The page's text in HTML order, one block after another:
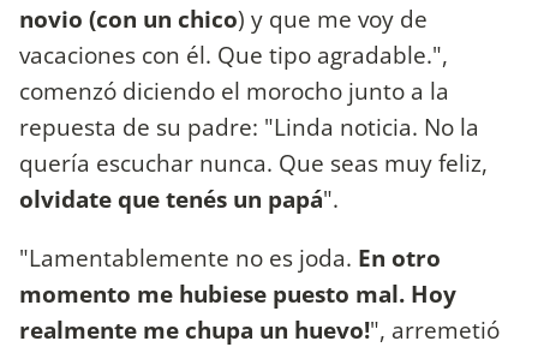
novio (con un chico) y que me voy de
vacaciones con él. Que tipo agradable.",
comenzó diciendo el morocho junto a la
repuesta de su padre: "Linda noticia. No la
quería escuchar nunca. Que seas muy feliz,
olvidate que tenés un papá".
"Lamentablemente no es joda. En otro
momento me hubiese puesto mal. Hoy
realmente me chupa un huevo!", arremetió